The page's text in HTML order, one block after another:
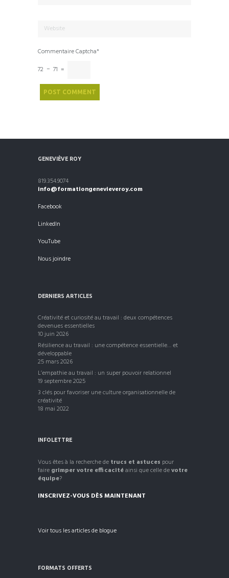
Commentaire Captcha*
72 − 71 =
GENEVIÈVE ROY
819.354.9074
info@formationgenevieveroy.com
Facebook
LinkedIn
YouTube
Nous joindre
DERNIERS ARTICLES
Créativité et curiosité au travail : deux compétences
devenues essentielles
10 juin 2026
Résilience au travail : une compétence essentielle… et
développable
25 mars 2026
L’empathie au travail : un super pouvoir relationnel
19 septembre 2025
3 clés pour favoriser une culture organisationnelle de
créativité
18 mai 2022
INFOLETTRE
Vous êtes à la recherche de trucs et astuces pour
faire grimper votre efficacitéainsi que celle devotre
équipe?
INSCRIVEZ-VOUS DÈS MAINTENANT
Voir tous les articles de blogue
FORMATS OFFERTS